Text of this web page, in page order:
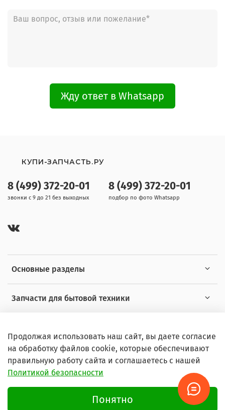
Жду ответ в Whatsapp
Основные разделы
Запчасти для бытовой техники
8 (499) 372-20-01
звонки с 9 до 21 без выходных
8 (499) 372-20-01
подбор по фото Whatsapp
КУПИ-ЗАПЧАСТЬ.РУ
© 2026 Любое использование контента без письменного
Продолжая использовать наш сайт, вы даете согласие
на обработку файлов cookie, которые обеспечивают
правильную работу сайта и соглашаетесь с нашей
Политикой безопасности
Понятно